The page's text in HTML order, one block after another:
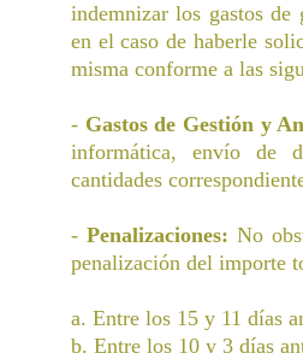
indemnizar los gastos
en el caso de haberle
misma conforme a las
- Gastos de Gestión y
informática, envío de
cantidades
- Penalizaciones: No
penalización del importe
a. Entre los 15 y 11 días
b. Entre los 10 y 3 días